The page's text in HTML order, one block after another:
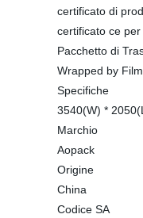
certificato di
certificato ce
Pacchetto di
Wrapped by
Specifiche
3540(W) *
Marchio
Aopack
Origine
China
Codice SA